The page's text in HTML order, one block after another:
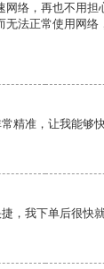
网络，再也不用
无法正常使用网络
精准，让我能够
，我下单后很快